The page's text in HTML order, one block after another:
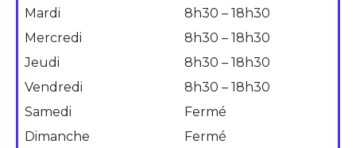
Mardi
8h30 – 18h30
Mercredi
8h30 – 18h30
Jeudi
8h30 – 18h30
Vendredi
8h30 – 18h30
Samedi
Fermé
Dimanche
Fermé